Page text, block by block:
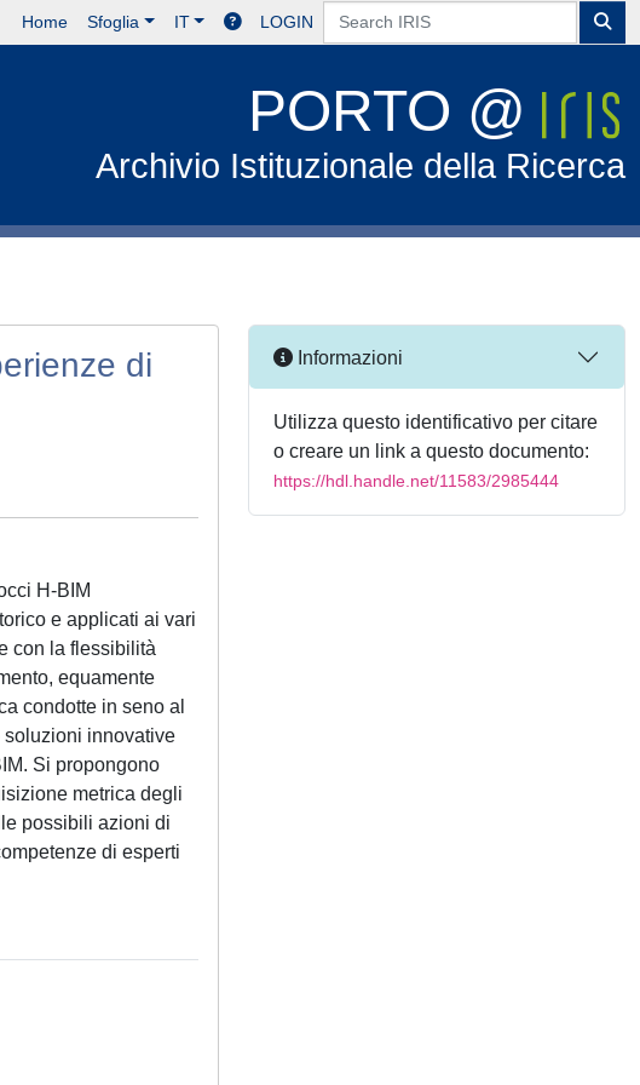
Home Sfoglia IT LOGIN
PORTO @
Archivio Istituzionale della Ricerca
di
H-BIM
e applicati ai vari
con la flessibilità
equamente
condotte in seno al
soluzioni innovative
Si propongono
metrica degli
possibili azioni di
di esperti
Informazioni
Utilizza questo identificativo per citare
o creare un link a questo documento:
https://hdl.handle.net/11583/2985444